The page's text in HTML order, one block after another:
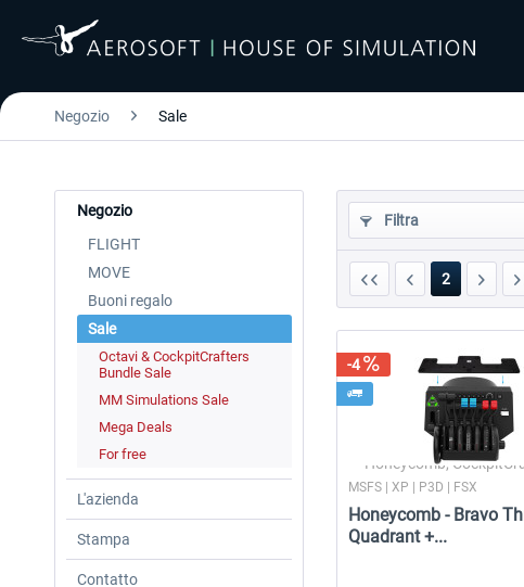
Negozio Sale
Negozio
FLIGHT
MOVE
Buoni regalo
Sale
Octavi & CockpitCrafters
Bundle Sale
MM Simulations Sale
Mega Deals
For free
L'azienda
Stampa
Contatto
Filtra
2
-4
Honeycomb,
MSFS | XP | P3D | FSX
Honeycomb - Bravo
Quadrant +...